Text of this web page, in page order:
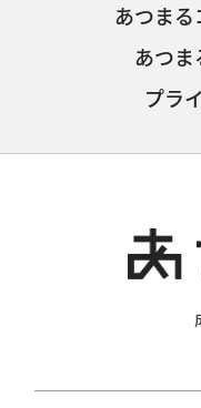
あつま
あつま
プラ